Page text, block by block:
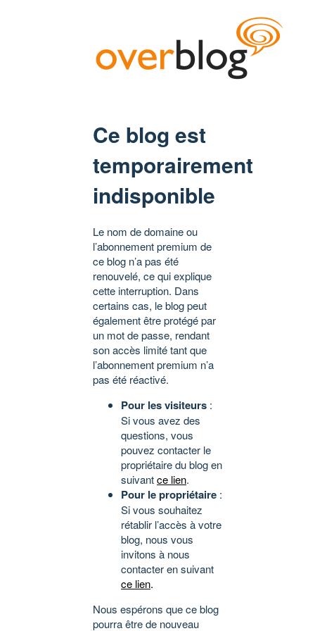
Ce blog est
temporairement
indisponible
Le nom de domaine ou
l’abonnement premium de
ce blog n’a pas été
renouvelé, ce qui explique
cette interruption. Dans
certains cas, le blog peut
également être protégé par
un mot de passe, rendant
son accès limité tant que
l’abonnement premium n’a
pas été réactivé.
Pour les visiteurs :
Si vous avez des
questions, vous
pouvez contacter le
propriétaire du blog en
suivantce lien.
Pour le propriétaire :
Si vous souhaitez
rétablir l’accès à votre
blog, nous vous
invitons à nous
contacter en suivant
ce lien.
Nous espérons que ce blog
pourra être de nouveau